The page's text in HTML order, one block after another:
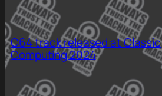
C64 track released at Classic
Computing 2024